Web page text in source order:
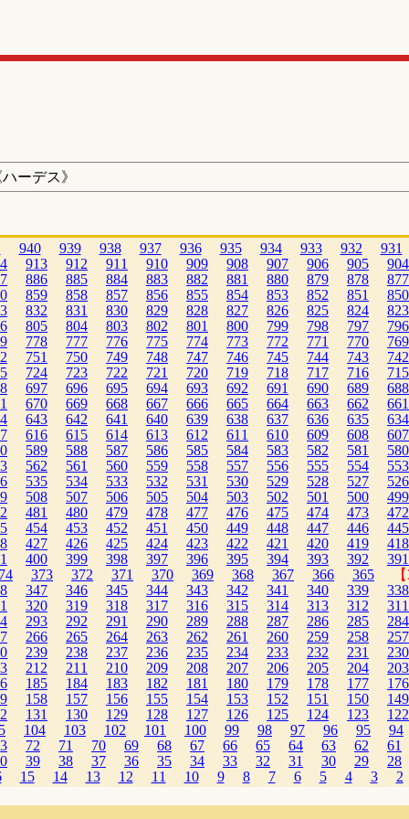
ーデス》
940 939 938 937 936 935 934 933 932 931
913 912 911 910 909 908 907 906 905 904
886 885 884 883 882 881 880 879 878 877
859 858 857 856 855 854 853 852 851 850
832 831 830 829 828 827 826 825 824 823
805 804 803 802 801 800 799 798 797 796
778 777 776 775 774 773 772 771 770 769
751 750 749 748 747 746 745 744 743 742
724 723 722 721 720 719 718 717 716 715
697 696 695 694 693 692 691 690 689 688
670 669 668 667 666 665 664 663 662 661
643 642 641 640 639 638 637 636 635 634
616 615 614 613 612 611 610 609 608 607
589 588 587 586 585 584 583 582 581 580
562 561 560 559 558 557 556 555 554 553
535 534 533 532 531 530 529 528 527 526
508 507 506 505 504 503 502 501 500 499
481 480 479 478 477 476 475 474 473 472
454 453 452 451 450 449 448 447 446 445
427 426 425 424 423 422 421 420 419 418
400 399 398 397 396 395 394 393 392 391
373 372 371 370 369 368 367 366 365
347 346 345 344 343 342 341 340 339 338
320 319 318 317 316 315 314 313 312 311
293 292 291 290 289 288 287 286 285 284
266 265 264 263 262 261 260 259 258 257
239 238 237 236 235 234 233 232 231 230
212 211 210 209 208 207 206 205 204 203
185 184 183 182 181 180 179 178 177 176
158 157 156 155 154 153 152 151 150 149
131 130 129 128 127 126 125 124 123 122
104 103 102 101 100 99 98 97 96 95 94
72 71 70 69 68 67 66 65 64 63 62 61
39 38 37 36 35 34 33 32 31 30 29 28
15 14 13 12 11 10 9 8 7 6 5 4 3 2